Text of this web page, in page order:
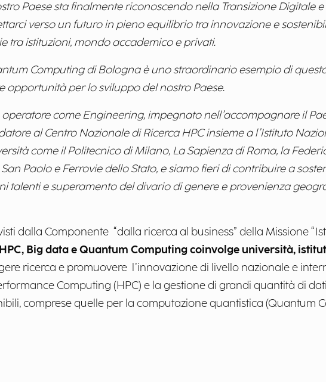
Paese sta finalmente riconoscendo nella Transizione Digitale
verso un futuro in pieno equilibrio tra innovazione e
tra istituzioni, mondo accademico e privati.
Computing di Bologna è uno straordinario esempio di
per lo sviluppo del nostro Paese.
come Engineering, impegnato nell’accompagnare il
al Centro Nazionale di Ricerca HPC insieme a l’Istituto
come il Politecnico di Milano, La Sapienza di Roma, la
Paolo e Ferrovie dello Stato, e siamo fieri di contribuire a
talenti e superamento del divario di genere e provenienza
dalla Componente “dalla ricerca al business” della Missione
Big data e Quantum Computing coinvolge università,
ricerca e promuovere l’innovazione di livello nazionale e
Computing (HPC) e la gestione di grandi quantità di
comprese quelle per la computazione quantistica (Quantum